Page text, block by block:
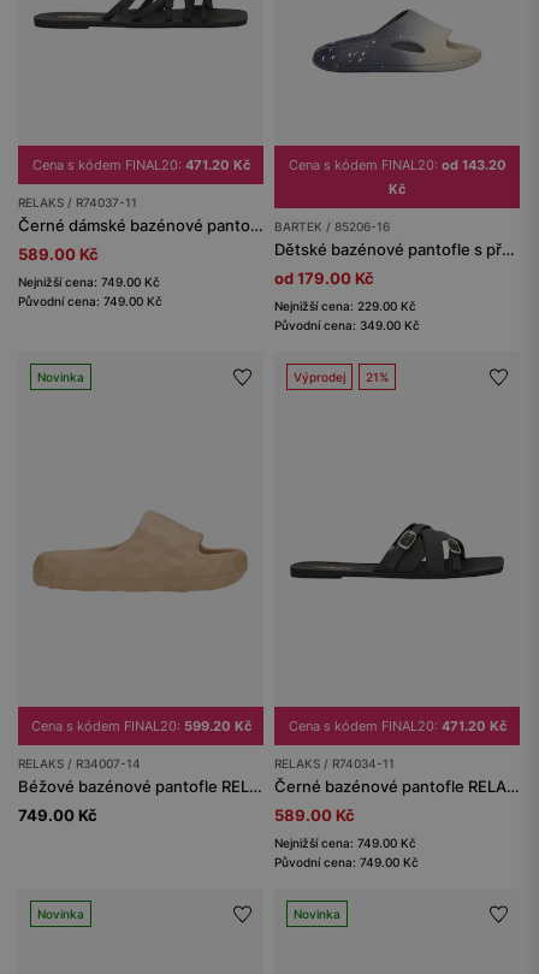
Cena s kódem FINAL20: 471.20 Kč
RELAKS / R74037-11
Černé dámské bazénové pantofle RELAKS s mašličkami
589.00 Kč
Nejnižší cena: 749.00 Kč
Původní cena: 749.00 Kč
Cena s kódem FINAL20: od 143.20
Kč
BARTEK / 85206-16
Dětské bazénové pantofle s přechodem barev námořnická modrá-béžová BARTEK 85206-16
od 179.00 Kč
Nejnižší cena: 229.00 Kč
Původní cena: 349.00 Kč
Novinka
Cena s kódem FINAL20: 599.20 Kč
RELAKS / R34007-14
Béžové bazénové pantofle RELAKS
749.00 Kč
Výprodej 21%
Cena s kódem FINAL20: 471.20 Kč
RELAKS / R74034-11
Černé bazénové pantofle RELAKS
589.00 Kč
Nejnižší cena: 749.00 Kč
Původní cena: 749.00 Kč
Novinka Novinka